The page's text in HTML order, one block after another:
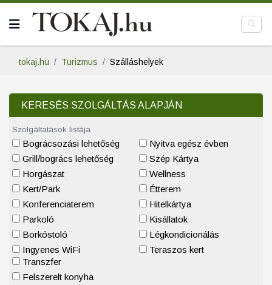
tokaj.hu Turizmus Szálláshelyek
KERESÉS SZOLGÁLTÁS ALAPJÁN
Szolgáltatások listája
Bográcsozási lehetőség
Grill/bogrács lehetőség
Horgászat
Kert/Park
Konferenciaterem
Parkoló
Borkóstoló
Ingyenes WiFi
Nyitva egész évben
Szép Kártya
Wellness
Étterem
Hitelkártya
Kisállatok
Légkondicionálás
Teraszos kert
Transzfer
Felszerelt konyha